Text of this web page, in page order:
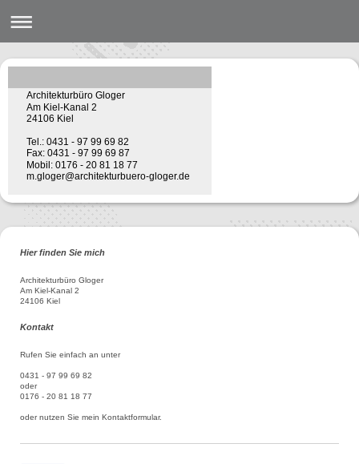
Architekturbüro Gloger
Am Kiel-Kanal 2
24106 Kiel
Tel.: 0431 - 97 99 69 82
Fax: 0431 - 97 99 69 87
Mobil: 0176 - 20 81 18 77
m.gloger@architekturbuero-gloger.de
Hier finden Sie mich
Architekturbüro Gloger
Am Kiel-Kanal 2
24106 Kiel
Kontakt
Rufen Sie einfach an unter
0431 - 97 99 69 82
oder
0176 - 20 81 18 77
oder nutzen Sie mein Kontaktformular.